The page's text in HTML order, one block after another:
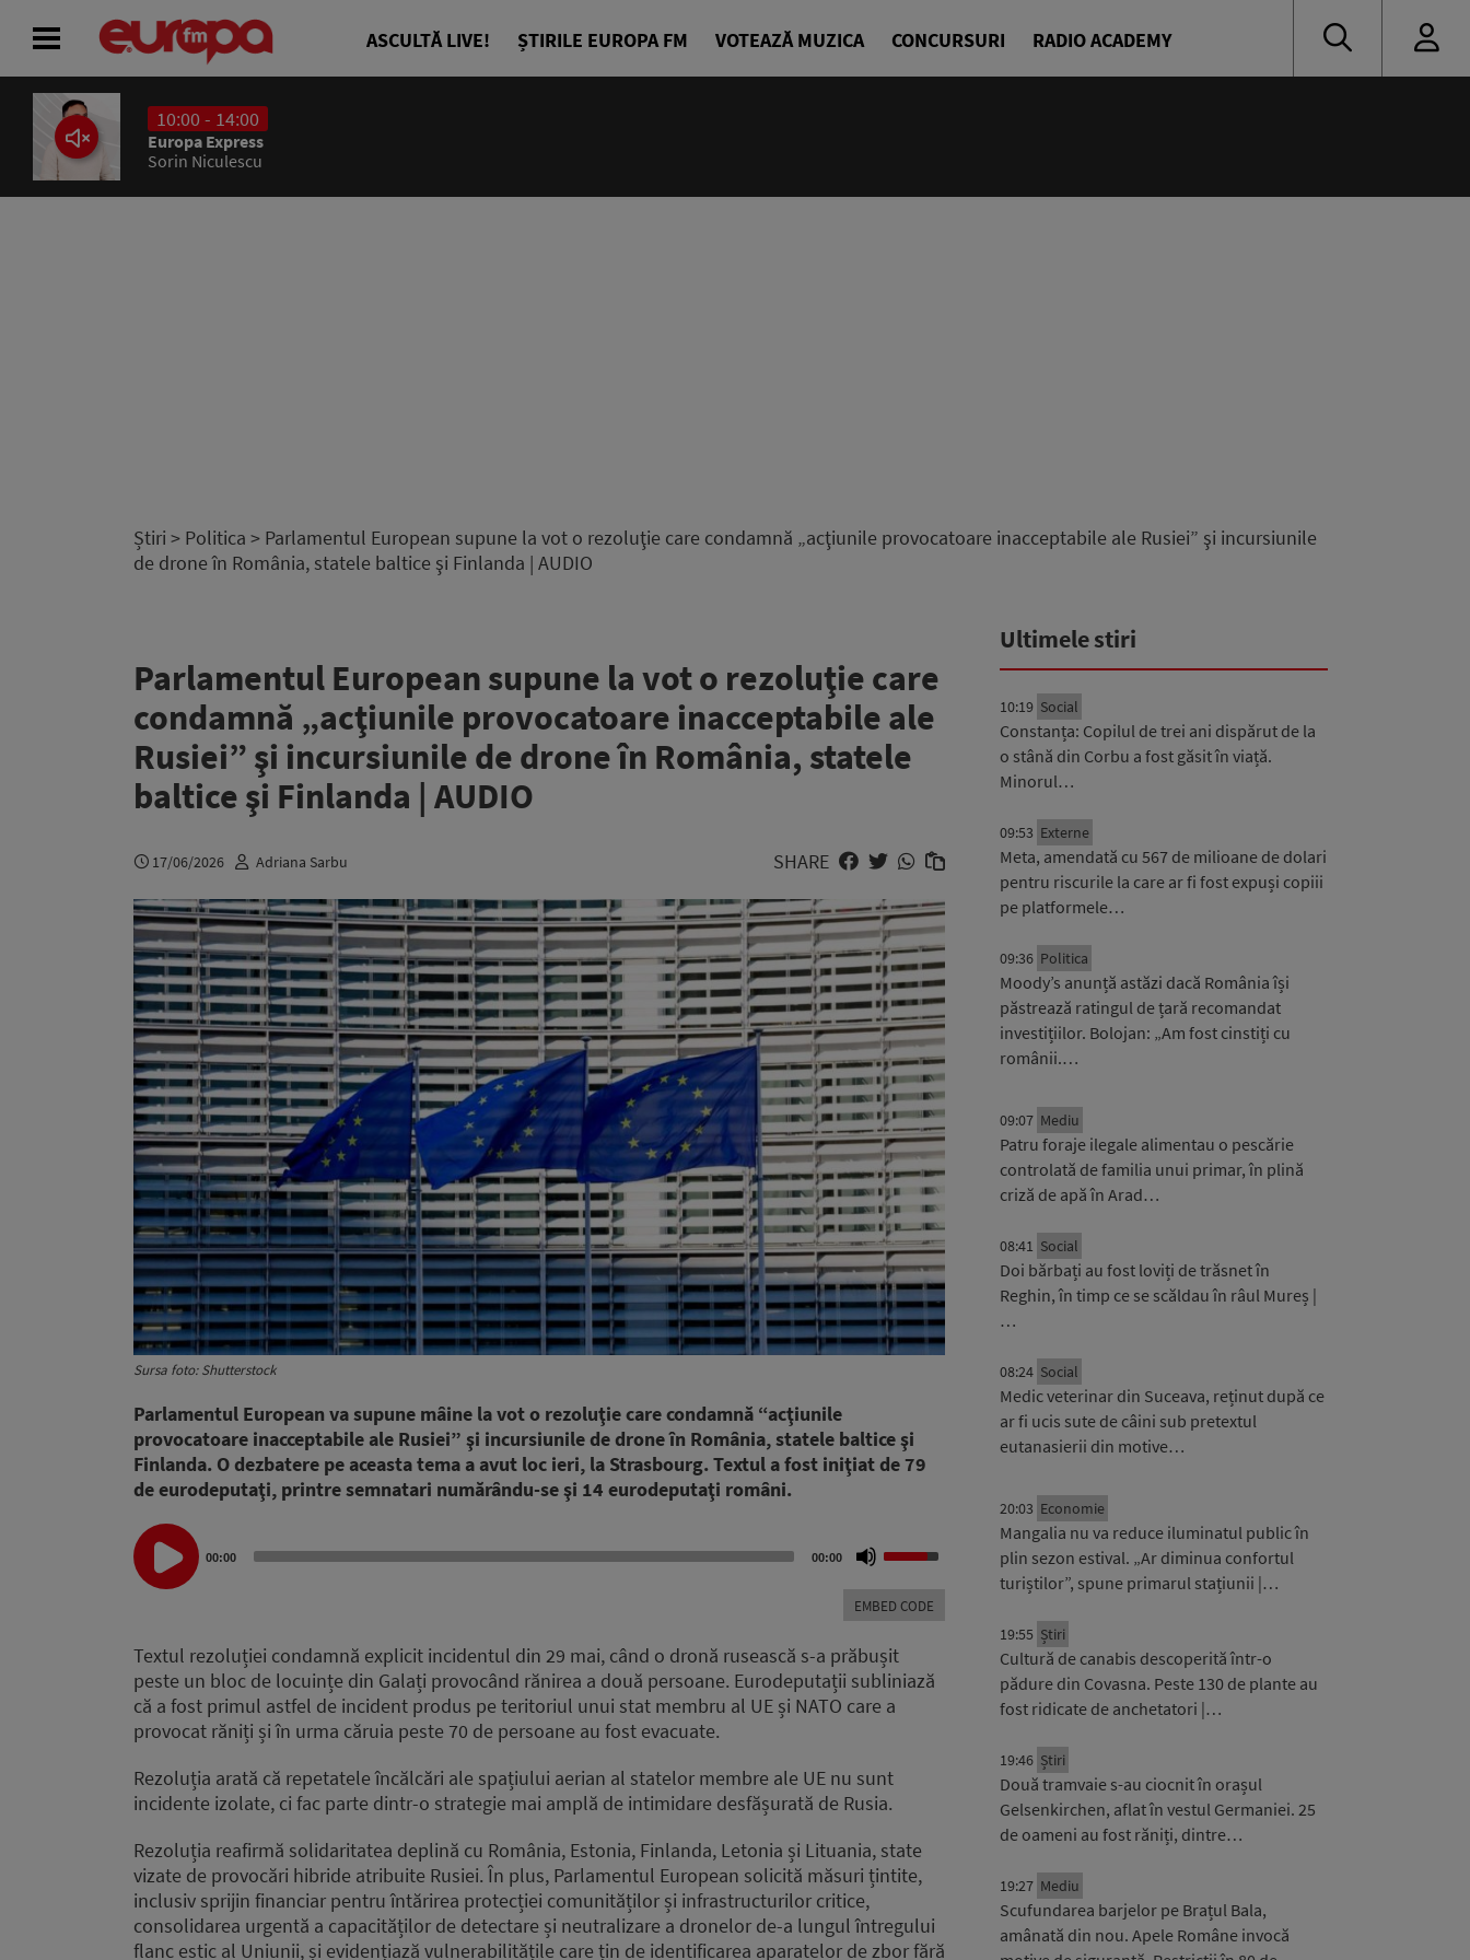
ASCULTĂ LIVE! ȘTIRILE EUROPA FM VOTEAZĂ MUZICA CONCURSURI RADIO ACADEMY
10:00 - 14:00
Europa Express
Sorin Niculescu
Știri > Politica > Parlamentul European supune la vot o rezoluţie care condamnă „acţiunile provocatoare inacceptabile ale Rusiei” şi incursiunile
de drone în România, statele baltice şi Finlanda | AUDIO
Parlamentul European supune la vot o rezoluţie care
condamnă „acţiunile provocatoare inacceptabile ale
Rusiei” şi incursiunile de drone în România, statele
baltice şi Finlanda | AUDIO
17/06/2026 Adriana Sarbu SHARE
Sursa foto: Shutterstock
Parlamentul European va supune mâine la vot o rezoluţie care condamnă “acţiunile
provocatoare inacceptabile ale Rusiei” şi incursiunile de drone în România, statele baltice şi
Finlanda. O dezbatere pe aceasta tema a avut loc ieri, la Strasbourg. Textul a fost iniţiat de 79
de eurodeputaţi, printre semnatari numărându-se şi 14 eurodeputaţi români.
Audio
Player
00:00 00:00
Up/Down
keys
increase
or
decrease
EMBED CODE
Textul rezoluției condamnă explicit incidentul din 29 mai, când o dronă rusească s-a prăbușit
peste un bloc de locuințe din Galați provocând rănirea a două persoane. Eurodeputații subliniază
că a fost primul astfel de incident produs pe teritoriul unui stat membru al UE și NATO care a
provocat răniți și în urma căruia peste 70 de persoane au fost evacuate.
Rezoluția arată că repetatele încălcări ale spațiului aerian al statelor membre ale UE nu sunt
incidente izolate, ci fac parte dintr-o strategie mai amplă de intimidare desfășurată de Rusia.
Rezoluția reafirmă solidaritatea deplină cu România, Estonia, Finlanda, Letonia și Lituania, state
vizate de provocări hibride atribuite Rusiei. În plus, Parlamentul European solicită măsuri țintite,
inclusiv sprijin financiar pentru întărirea protecției comunităților și infrastructurilor critice,
consolidarea urgentă a capacităților de detectare și neutralizare a dronelor de-a lungul întregului
flanc estic al Uniunii, și evidențiază vulnerabilitățile care țin de identificarea aparatelor de zbor fără
Ultimele stiri
10:19 Social
Constanța: Copilul de trei ani dispărut de la
o stână din Corbu a fost găsit în viață.
Minorul…
09:53 Externe
Meta, amendată cu 567 de milioane de dolari
pentru riscurile la care ar fi fost expuși copiii
pe platformele…
09:36 Politica
Moody’s anunță astăzi dacă România își
păstrează ratingul de țară recomandat
investițiilor. Bolojan: „Am fost cinstiți cu
românii.…
09:07 Mediu
Patru foraje ilegale alimentau o pescărie
controlată de familia unui primar, în plină
criză de apă în Arad…
08:41 Social
Doi bărbați au fost loviți de trăsnet în
Reghin, în timp ce se scăldau în râul Mureș |
…
08:24 Social
Medic veterinar din Suceava, reținut după ce
ar fi ucis sute de câini sub pretextul
eutanasierii din motive…
20:03 Economie
Mangalia nu va reduce iluminatul public în
plin sezon estival. „Ar diminua confortul
turiștilor”, spune primarul stațiunii |…
19:55 Știri
Cultură de canabis descoperită într-o
pădure din Covasna. Peste 130 de plante au
fost ridicate de anchetatori |…
19:46 Știri
Două tramvaie s-au ciocnit în orașul
Gelsenkirchen, aflat în vestul Germaniei. 25
de oameni au fost răniți, dintre…
19:27 Mediu
Scufundarea barjelor pe Brațul Bala,
amânată din nou. Apele Române invocă
ACASĂ
ȘTIRI